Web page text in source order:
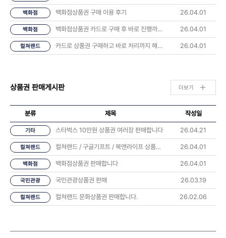
백화점 백화점상품권 구매 이용 후기 26.04.01
백화점 백화점상품권 카드로 구매 후 바로 진행까지 해봤습니다 26.04.01
컬쳐랜드 카드로 상품권 구매하고 바로 처리까지 해봤습니다 후기 26.04.01
상품권 판매게시판 더보기
분류 제목 작성일
기타 스타벅스 10만원 상품권 여러장 판매합니다 26.04.21
컬쳐랜드 컬쳐랜드 / 구글기프트 / 북앤라이프 상품권 판매합니다 26.04.01
백화점 백화점상품권 판매합니다 26.04.01
국민관광 국민관광상품권 판매 26.03.19
컬쳐랜드 컬쳐랜드 문화상품권 판매합니다. 26.02.06